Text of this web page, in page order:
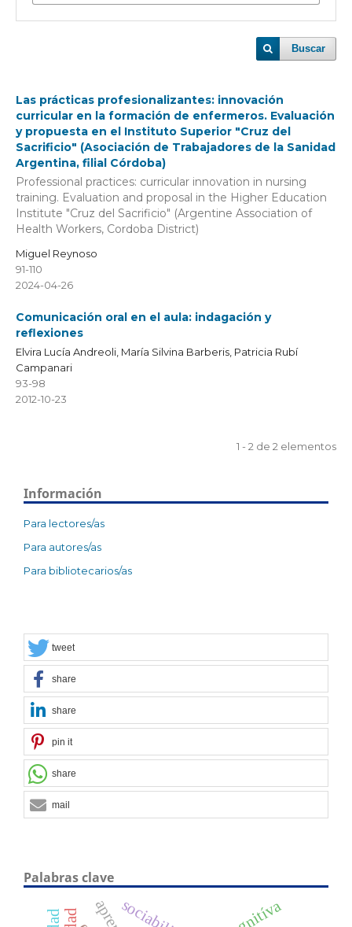
Buscar
Las prácticas profesionalizantes: innovación
curricular en la formación de enfermeros. Evaluación
y propuesta en el Instituto Superior "Cruz del
Sacrificio" (Asociación de Trabajadores de la Sanidad
Argentina, filial Córdoba)
Professional practices: curricular innovation in nursing
training. Evaluation and proposal in the Higher Education
Institute "Cruz del Sacrificio" (Argentine Association of
Health Workers, Cordoba District)
Miguel Reynoso
91-110
2024-04-26
Comunicación oral en el aula: indagación y
reflexiones
Elvira Lucía Andreoli, María Silvina Barberis, Patricia Rubí
Campanari
93-98
2012-10-23
1 - 2 de 2 elementos
Información
Para lectores/as
Para autores/as
Para bibliotecarios/as
tweet
share
share
pin it
share
mail
Palabras clave